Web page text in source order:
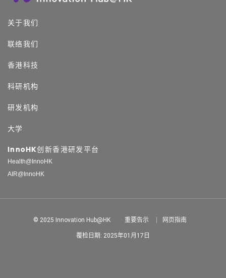
关于我们
联络我们
香港科技
科研机构
研发机构
大学
InnoHK创新香港研发平台
Health@InnoHK
AIR@InnoHK
© 2025 Innovation Hub@HK 重要告示 网页指南
覆检日期: 2025年01月17日